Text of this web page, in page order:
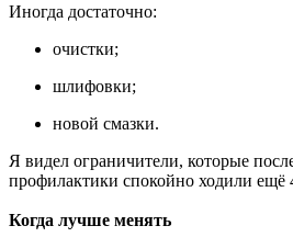
Иногда достаточно:
очистки;
шлифовки;
новой смазки.
Я видел ограничители, которые
профилактики спокойно ходили ещё
Когда лучше менять